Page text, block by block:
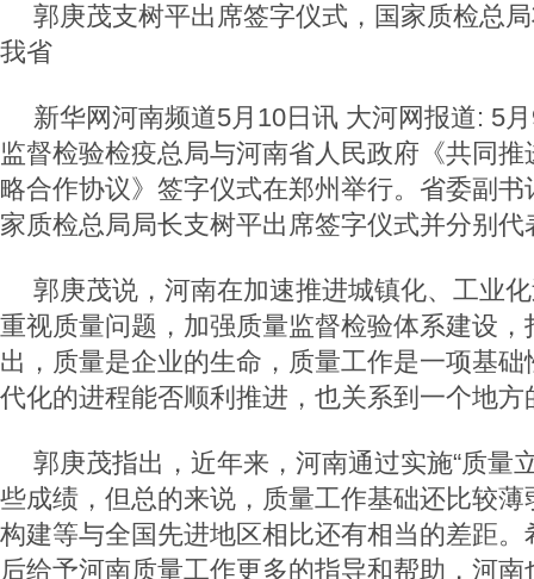
郭庚茂支树平出席签字仪式，国家质检总
我省
新华网河南频道5月10日讯 大河网报道: 5
监督检验检疫总局与河南省人民政府《共同
略合作协议》签字仪式在郑州举行。省委副
家质检总局局长支树平出席签字仪式并分别代
郭庚茂说，河南在加速推进城镇化、工业
重视质量问题，加强质量监督检验体系建设
出，质量是企业的生命，质量工作是一项基
代化的进程能否顺利推进，也关系到一个地
郭庚茂指出，近年来，河南通过实施“质量
些成绩，但总的来说，质量工作基础还比较
构建等与全国先进地区相比还有相当的差距
后给予河南质量工作更多的指导和帮助，河